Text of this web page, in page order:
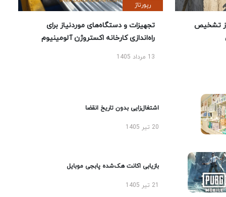
تشخیص
رپورتاژ
تجهیزات و دستگاه‌های موردنیاز برای
راه‌اندازی کارخانه اکستروژن آلومینیوم
13 مرداد 1405
اشتغال‌زایی بدون تاریخ انقضا
20 تیر 1405
بازیابی اکانت هک‌شده پابجی موبایل